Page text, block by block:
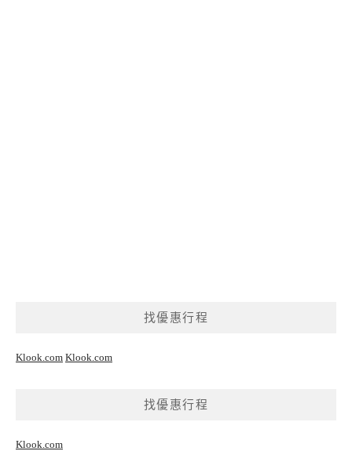
找優惠行程
Klook.com Klook.com
找優惠行程
Klook.com